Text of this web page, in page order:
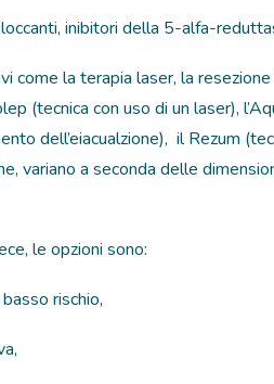
inibitori della 5-alfa-
come la terapia laser, la
(tecnica con uso di un laser),
dell’eiacualzione), il Rezum
variano a seconda delle
le opzioni sono:
rischio,